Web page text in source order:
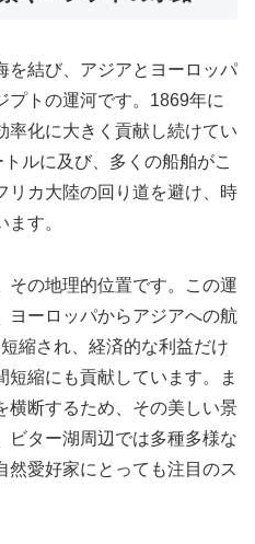
を結び、アジアとヨーロッパ
プトの運河です。1869年に
率化に大きく貢献し続けてい
ルに及び、多くの船舶がこ
リカ大陸の回り道を避け、時
す。
その地理的位置です。この運
ヨーロッパからアジアへの航
縮され、経済的な利益だけ
縮にも貢献しています。ま
横断するため、その美しい景
ビター湖周辺では多種多様な
然愛好家にとっても注目のス